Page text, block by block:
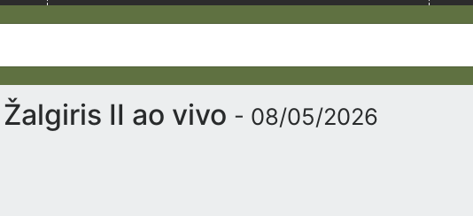
II ao vivo - 08/05/2026